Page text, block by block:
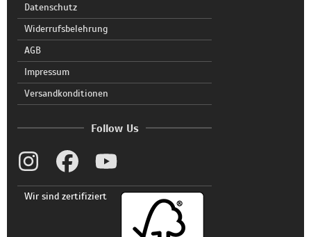
Datenschutz
Widerrufsbelehrung
AGB
Impressum
Versandkonditionen
Follow Us
Wir sind zertifiziert